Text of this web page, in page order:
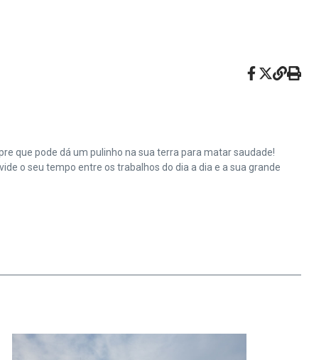
que pode dá um pulinho na sua terra para matar saudade!
o seu tempo entre os trabalhos do dia a dia e a sua grande